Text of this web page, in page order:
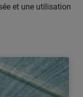
et une utilisation